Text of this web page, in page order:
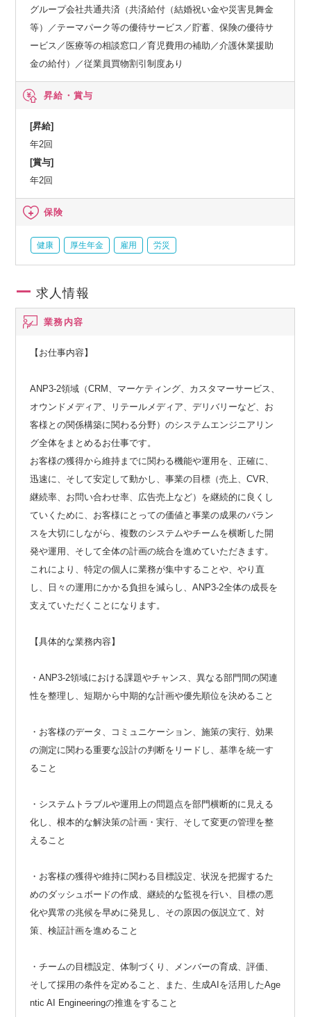
グループ会社共通共済（共済給付（結婚祝い金や災害見舞金
等）／テーマパーク等の優待サービス／貯蓄、保険の優待サ
ービス／医療等の相談窓口／育児費用の補助／介護休業援助
金の給付）／従業員買物割引制度あり
昇給・賞与
[昇給]
年2回
[賞与]
年2回
保険
健康 厚生年金 雇用 労災
求人情報
業務内容
【お仕事内容】
ANP3-2領域（CRM、マーケティング、カスタマーサービス、
オウンドメディア、リテールメディア、デリバリーなど、お
客様との関係構築に関わる分野）のシステムエンジニアリン
グ全体をまとめるお仕事です。
お客様の獲得から維持までに関わる機能や運用を、正確に、
迅速に、そして安定して動かし、事業の目標（売上、CVR、
継続率、お問い合わせ率、広告売上など）を継続的に良くし
ていくために、お客様にとっての価値と事業の成果のバラン
スを大切にしながら、複数のシステムやチームを横断した開
発や運用、そして全体の計画の統合を進めていただきます。
これにより、特定の個人に業務が集中することや、やり直
し、日々の運用にかかる負担を減らし、ANP3-2全体の成長を
支えていただくことになります。
【具体的な業務内容】
・ANP3-2領域における課題やチャンス、異なる部門間の関連
性を整理し、短期から中期的な計画や優先順位を決めること
・お客様のデータ、コミュニケーション、施策の実行、効果
の測定に関わる重要な設計の判断をリードし、基準を統一す
ること
・システムトラブルや運用上の問題点を部門横断的に見える
化し、根本的な解決策の計画・実行、そして変更の管理を整
えること
・お客様の獲得や維持に関わる目標設定、状況を把握するた
めのダッシュボードの作成、継続的な監視を行い、目標の悪
化や異常の兆候を早めに発見し、その原因の仮説立て、対
策、検証計画を進めること
・チームの目標設定、体制づくり、メンバーの育成、評価、
そして採用の条件を定めること、また、生成AIを活用したAge
ntic AI Engineeringの推進をすること